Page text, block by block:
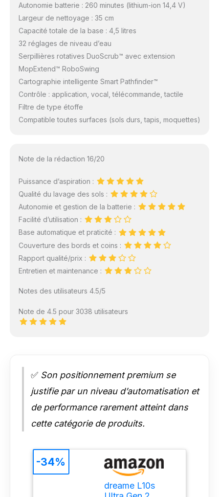
Autonomie batterie : 260 minutes (lithium-ion 14,4 V)
Largeur de nettoyage : 35 cm
Capacité totale de la base : 4,5 litres
32 réglages de niveau d’eau
Serpillières rotatives DuoScrub™ avec extension
MopExtend™ RoboSwing
Cartographie intelligente Smart Pathfinder™
Contrôle : application, vocal, télécommande, tactile
Filtre de type étoffe
Compatible toutes surfaces (sols durs, tapis, moquettes)
Note de la rédaction 16/20
Puissance d’aspiration :
Qualité du lavage des sols :
Autonomie et gestion de la batterie :
Facilité d’utilisation :
Base automatique et praticité :
Couverture des bords et coins :
Rapport qualité/prix :
Entretien et maintenance :
Notes des utilisateurs 4.5/5
Note de 4.5 pour 3038 utilisateurs
✅ Son positionnement premium se
justifie par un niveau d’automatisation et
de performance rarement atteint dans
cette catégorie de produits.
dreame L10s
-34%